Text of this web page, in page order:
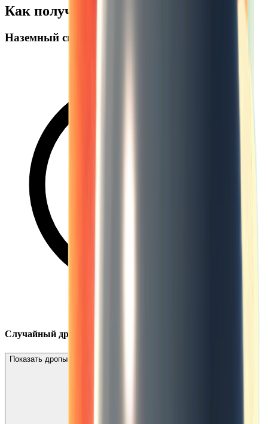
Как получить Эколампа
Наземный спавн
Случайный дроп
Показать дропы с низким ожидаемым количеством (1)